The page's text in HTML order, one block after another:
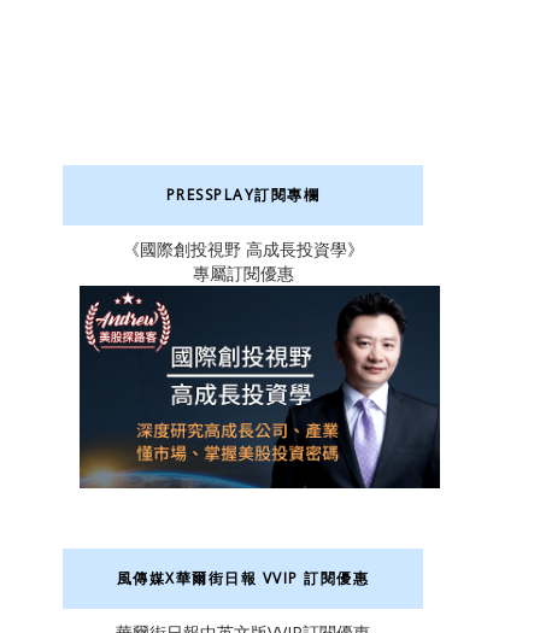
PRESSPLAY訂閱專欄
《國際創投視野 高成長投資學》
專屬訂閱優惠
風傳媒X華爾街日報 VVIP 訂閱優惠